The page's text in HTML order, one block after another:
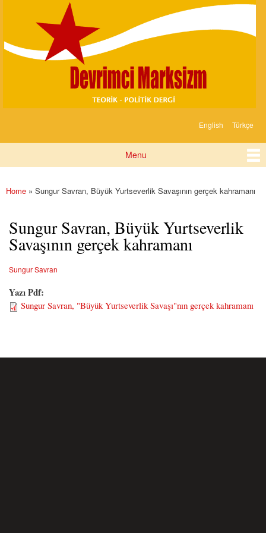
content
Marksizm
English Türkçe
Menu
You are here
Home » Sungur Savran, Büyük Yurtseverlik Savaşının gerçek kahramanı
Sungur Savran, Büyük Yurtseverlik
Savaşının gerçek kahramanı
Sungur Savran
Yazı Pdf:
Sungur Savran, "Büyük Yurtseverlik Savaşı"nın gerçek kahramanı